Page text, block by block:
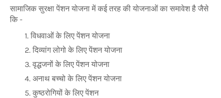
सामाजिक सुरक्षा पेंशन योजना में कई तरह की योजनाओं का समावेश है जैसे
कि -
विधवाओं के लिए पेंशन योजना
दिव्यांग लोगो के लिए पेंशन योजना
वृद्धजनों के लिए पेंशन योजना
अनाथ बच्चो के लिए पेंशन योजना
कुष्ठरोगियों के लिए पेंशन